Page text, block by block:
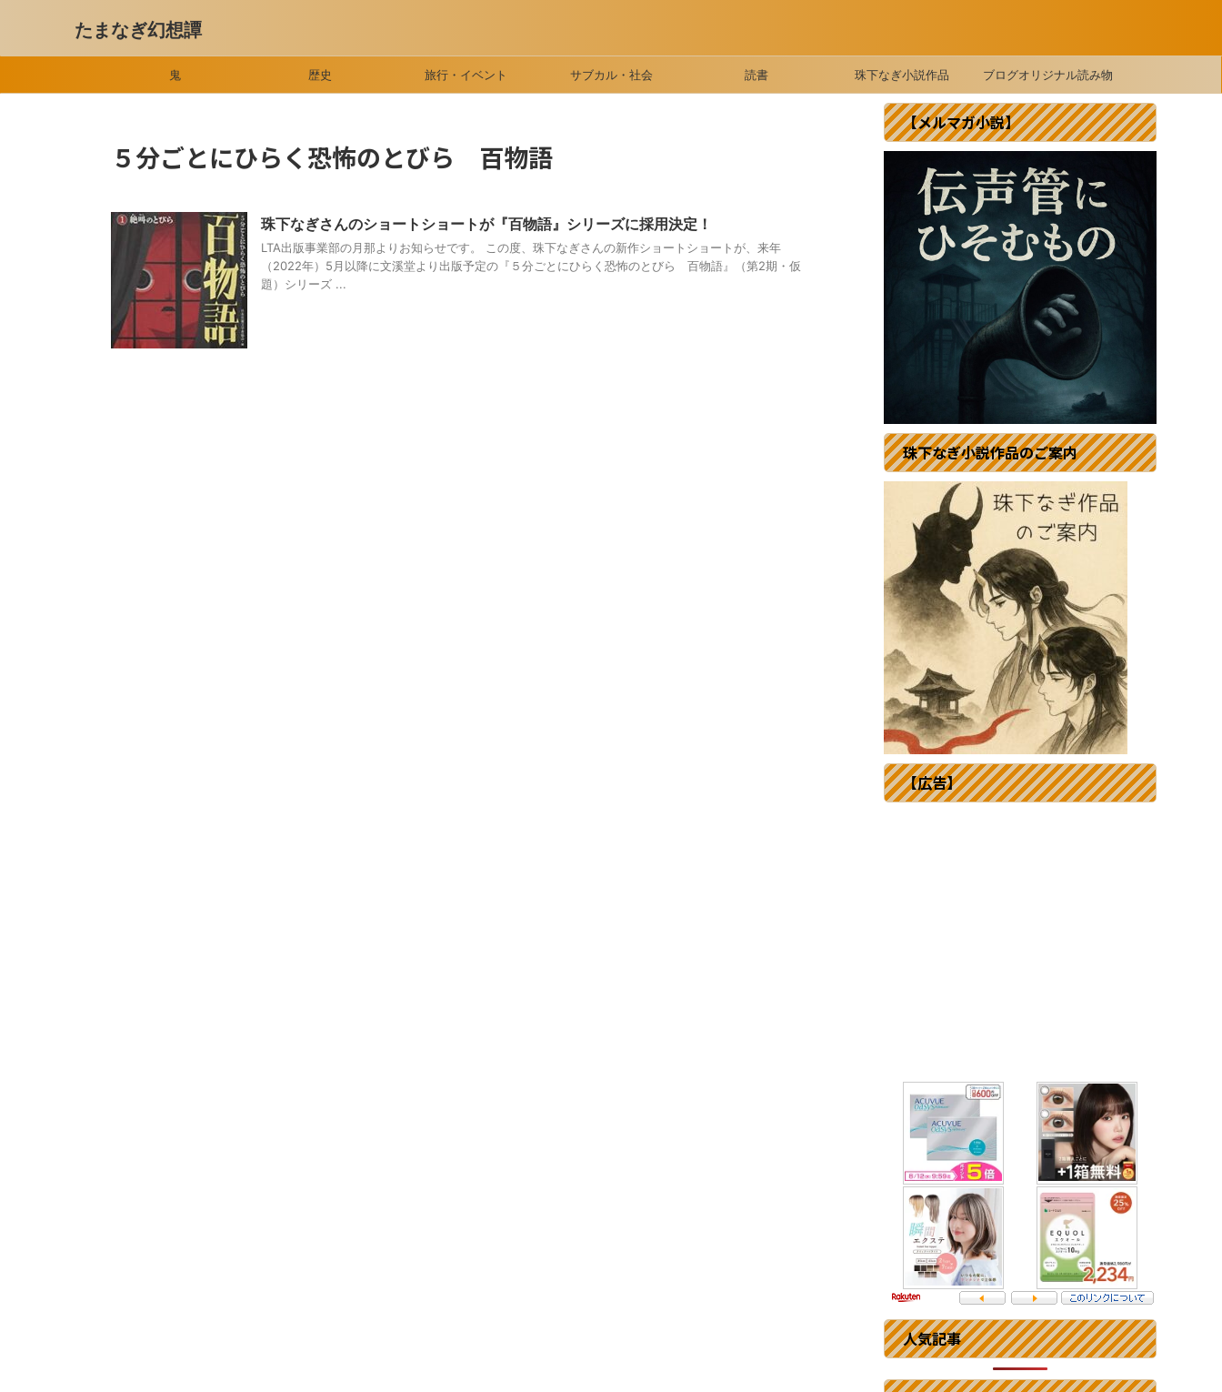
たまなぎ幻想譚
鬼 歴史 旅行・イベント サブカル・社会 読書 珠下なぎ小説作品 ブログオリジナル読み物
５分ごとにひらく恐怖のとびら 百物語
珠下なぎさんのショートショートが『百物語』シリーズに採用決定！
LTA出版事業部の月那よりお知らせです。 この度、珠下なぎさんの新作ショートショートが、来年
（2022年）5月以降に文溪堂より出版予定の『５分ごとにひらく恐怖のとびら 百物語』（第2期・仮
題）シリーズ ...
【メルマガ小説】
珠下なぎ小説作品のご案内
【広告】
人気記事